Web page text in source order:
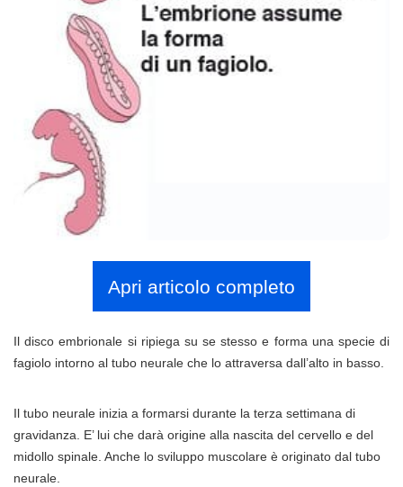
Apri articolo completo
Il disco embrionale si ripiega su se stesso e forma una specie di
fagiolo intorno al tubo neurale che lo attraversa dall’alto in basso.
Il tubo neurale inizia a formarsi durante la terza settimana di
gravidanza. E’ lui che darà origine alla nascita del cervello e del
midollo spinale. Anche lo sviluppo muscolare è originato dal tubo
neurale.